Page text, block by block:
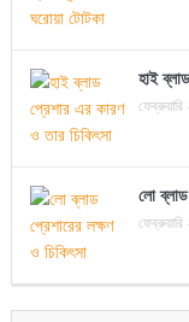
হাই
লো ব্লাড